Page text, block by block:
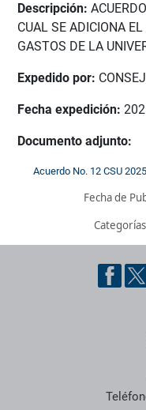
Descripción:
CUAL SE ADICIONA
GASTOS DE LA
Expedido por:
Fecha expedición:
Documento adjunto:
Acuerdo No. 12 CSU
Fecha de
Pie de página con